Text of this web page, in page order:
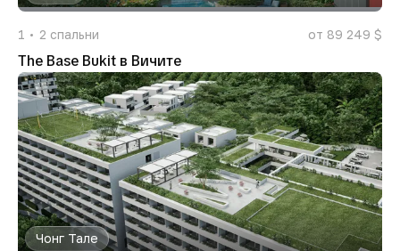
1 2 спальни от 89 249 $
The Base Bukit в Вичите
Чонг Тале